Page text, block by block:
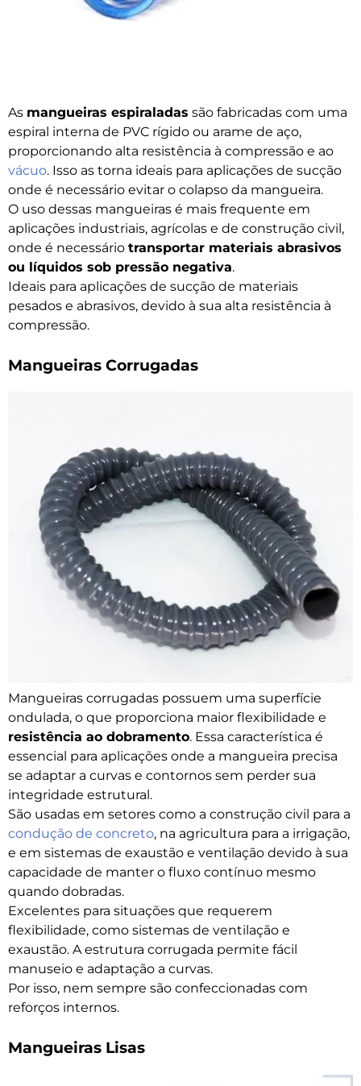
As mangueiras espiraladas são fabricadas com uma
espiral interna de PVC rígido ou arame de aço,
proporcionando alta resistência à compressão e ao
vácuo. Isso as torna ideais para aplicações de sucção
onde é necessário evitar o colapso da mangueira.
O uso dessas mangueiras é mais frequente em
aplicações industriais, agrícolas e de construção civil,
onde é necessário transportar materiais abrasivos
ou líquidos sob pressão negativa​.
Ideais para aplicações de sucção de materiais
pesados e abrasivos, devido à sua alta resistência à
compressão.
Mangueiras Corrugadas
Mangueiras corrugadas possuem uma superfície
ondulada, o que proporciona maior flexibilidade e
resistência ao dobramento. Essa característica é
essencial para aplicações onde a mangueira precisa
se adaptar a curvas e contornos sem perder sua
integridade estrutural.
São usadas em setores como a construção civil para a
condução de concreto, na agricultura para a irrigação,
e em sistemas de exaustão e ventilação devido à sua
capacidade de manter o fluxo contínuo mesmo
quando dobradas​​.
Excelentes para situações que requerem
flexibilidade, como sistemas de ventilação e
exaustão. A estrutura corrugada permite fácil
manuseio e adaptação a curvas.
Por isso, nem sempre são confeccionadas com
reforços internos.
Mangueiras Lisas